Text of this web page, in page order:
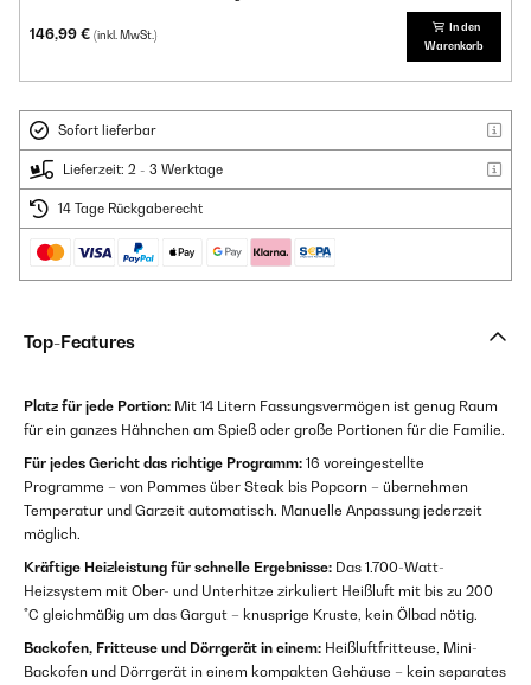
146,99 € (inkl. MwSt.)
In den
Warenkorb
Sofort lieferbar
Lieferzeit: 2 - 3 Werktage
14 Tage Rückgaberecht
Top-Features
Platz für jede Portion: Mit 14 Litern Fassungsvermögen ist genug Raum
für ein ganzes Hähnchen am Spieß oder große Portionen für die Familie.
Für jedes Gericht das richtige Programm: 16 voreingestellte
Programme – von Pommes über Steak bis Popcorn – übernehmen
Temperatur und Garzeit automatisch. Manuelle Anpassung jederzeit
möglich.
Kräftige Heizleistung für schnelle Ergebnisse: Das 1.700-Watt-
Heizsystem mit Ober- und Unterhitze zirkuliert Heißluft mit bis zu 200
°C gleichmäßig um das Gargut – knusprige Kruste, kein Ölbad nötig.
Backofen, Fritteuse und Dörrgerät in einem: Heißluftfritteuse, Mini-
Backofen und Dörrgerät in einem kompakten Gehäuse – kein separates